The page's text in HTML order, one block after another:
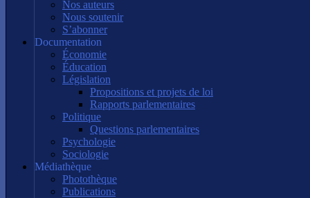
Nos auteurs
Nous soutenir
S’abonner
Documentation
Économie
Éducation
Législation
Propositions et projets de loi
Rapports parlementaires
Politique
Questions parlementaires
Psychologie
Sociologie
Médiathèque
Photothèque
Publications